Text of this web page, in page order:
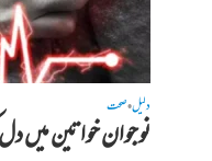
دلیل•صحت
نوجوان خواتین میں